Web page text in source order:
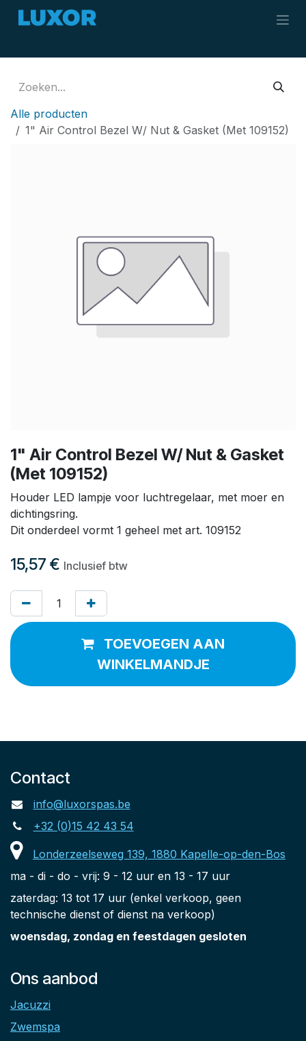
Overslaan naar inhoud
Alle producten
1" Air Control Bezel W/ Nut & Gasket (Met 109152)
1" Air Control Bezel W/ Nut & Gasket
(Met 109152)
Houder LED lampje voor luchtregelaar, met moer en
dichtingsring.
Dit onderdeel vormt 1 geheel met art. 109152
15,57 € Inclusief btw
TOEVOEGEN AAN
WINKELMANDJE
Contact
info@luxorspas.be
+32 (0)15 42 43 54
Londerzeelseweg 139, 1880 Kapelle-op-den-Bos
ma - di - do - vrij: 9 - 12 uur en 13 - 17 uur
zaterdag: 13 tot 17 uur (enkel verkoop, geen
technische dienst of dienst na verkoop)
woensdag, zondag en feestdagen gesloten
Ons aanbod
Jacuzzi
Zwemspa